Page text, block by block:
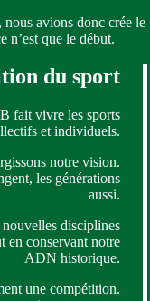
nous avions donc crée le
n’est que le début.
du sport
fait vivre les sports
et individuels.
notre vision.
les générations
aussi.
disciplines
en conservant notre
ADN historique.
une compétition.